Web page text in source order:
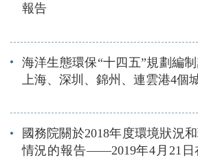
報告
海洋生態環保“十四五”規劃編
上海、深圳、錦州、連雲港4個
國務院關於2018年度環境狀況
情況的報告——2019年4月21日